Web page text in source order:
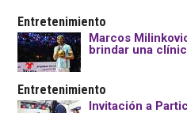
Entretenimiento
Marcos
brindar una
Entretenimiento
Invitación a